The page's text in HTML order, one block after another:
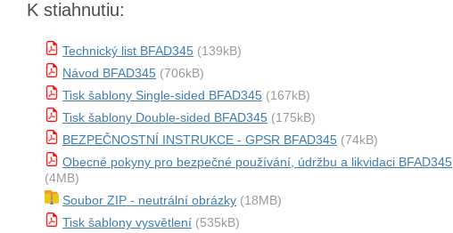
K stiahnutiu:
Technický list BFAD345 (139kB)
Návod BFAD345 (706kB)
Tisk šablony Single-sided BFAD345 (167kB)
Tisk šablony Double-sided BFAD345 (175kB)
BEZPEČNOSTNÍ INSTRUKCE - GPSR BFAD345 (74kB)
Obecné pokyny pro bezpečné používání, údržbu a likvidaci BFAD345
(4MB)
Soubor ZIP - neutrální obrázky (18MB)
Tisk šablony vysvětlení (535kB)